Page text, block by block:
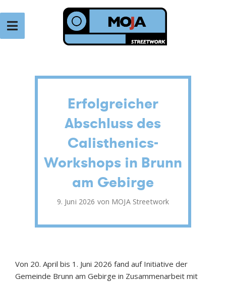
Inhalt
springen
Erfolgreicher
Abschluss des
Calisthenics-
Workshops in Brunn
am Gebirge
Veröffentlicht
9. Juni 2026 von MOJA Streetwork
Von 20. April bis 1. Juni 2026 fand auf Initiative der
Gemeinde Brunn am Gebirge in Zusammenarbeit mit